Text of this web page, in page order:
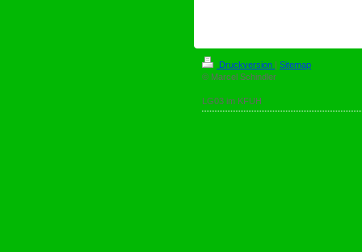
Druckversion | Sitemap
© Marcel Schindler
LG03 im KFUH